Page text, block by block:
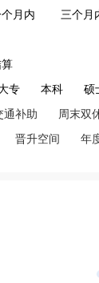
月内 三个月
专 本科 硕
通补助 周末双
晋升空间 年